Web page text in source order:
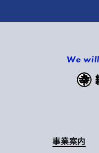
We
事業案内